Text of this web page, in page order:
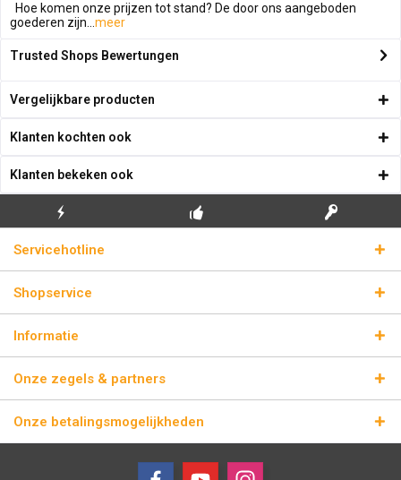
Hoe komen onze prijzen tot stand? De door ons aangeboden
goederen zijn... meer
Trusted Shops Bewertungen
Vergelijkbare producten
Klanten kochten ook
Klanten bekeken ook
BLIKSEMVERZENDING
LICENTIESLEUTELS
Servicehotline
Shopservice
Informatie
Onze zegels & partners
Onze betalingsmogelijkheden